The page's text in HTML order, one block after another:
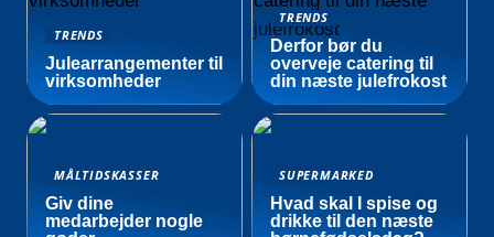
TRENDS
Julearrangementer til
virksomheder
TRENDS
Derfor bør du
overveje catering til
din næste julefrokost
MÅLTIDSKASSER
Giv dine
medarbejder nogle
SUPERMARKED
Hvad skal I spise og
drikke til den næste